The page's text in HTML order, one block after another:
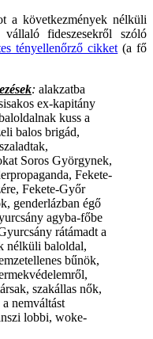
a következmények nélküli
fideszesekről szóló
tényellenőrző cikket (a fő
: alakzatba
ex-kapitány
kuss a
balos brigád,
Soros Györgynek,
Fekete-
Fekete-Győr
genderlázban égő
agyba-főbe
rátámadt a
nélküli baloldal,
bűnök,
szakállas nők,
nemváltást
lobbi, woke-